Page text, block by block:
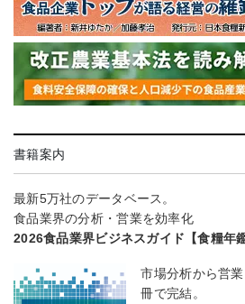
書籍案内
最新5万社のデータベース。
食品業界の分析・営業を効率化
2026食品業界ビジネスガイド【食糧年鑑
市場分析から営
冊で完結。